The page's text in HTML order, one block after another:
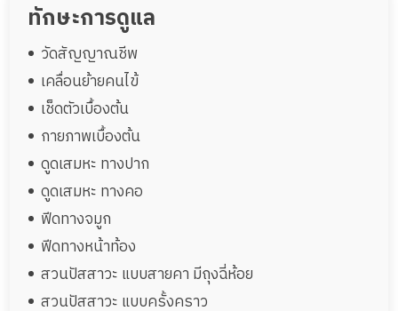
ทักษะการดูแล
วัดสัญญาณชีพ
เคลื่อนย้ายคนไข้
เช็ดตัวเบื้องต้น
กายภาพเบื้องต้น
ดูดเสมหะ ทางปาก
ดูดเสมหะ ทางคอ
ฟีดทางจมูก
ฟีดทางหน้าท้อง
สวนปัสสาวะ แบบสายคา มีถุงฉี่ห้อย
สวนปัสสาวะ แบบครั้งคราว